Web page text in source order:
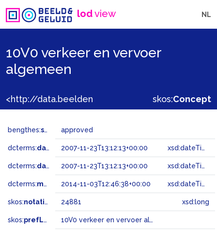
lodview NL
10V0 verkeer en vervoer
algemeen
skos:Concept
bengthes:status approved
dcterms:dateAccepted 2007-11-23T13:12:13+00:00 xsd:dateTime
dcterms:dateSubmitted 2007-11-23T13:12:13+00:00 xsd:dateTime
dcterms:modified 2014-11-03T12:46:38+00:00 xsd:dateTime
skos:notation 24881 xsd:long
skos:prefLabel 10V0 verkeer en vervoer algemeen